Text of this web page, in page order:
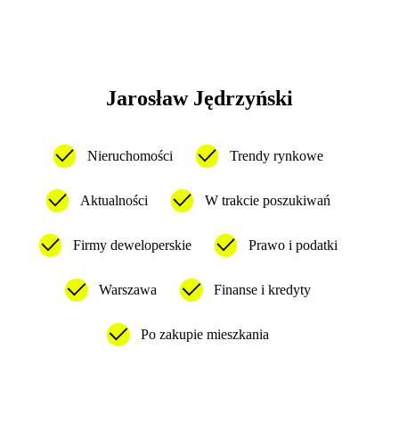
Jarosław Jędrzyński
Nieruchomości Trendy rynkowe
Aktualności W trakcie poszukiwań
Firmy deweloperskie Prawo i podatki
Warszawa Finanse i kredyty
Po zakupie mieszkania